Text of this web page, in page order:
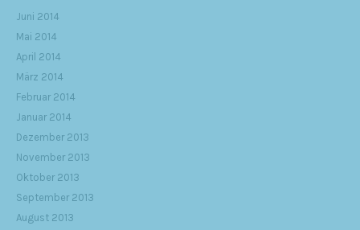
Juni 2014
Mai 2014
April 2014
März 2014
Februar 2014
Januar 2014
Dezember 2013
November 2013
Oktober 2013
September 2013
August 2013